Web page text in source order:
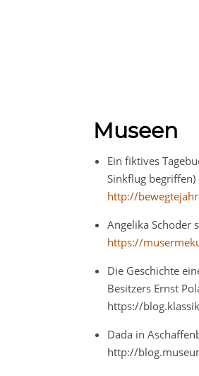
Museen
Ein fiktives
Sinkflug
http://
Angelika Schoder
https://
Die Geschichte
Besitzers Ernst
https://
Dada in
http://